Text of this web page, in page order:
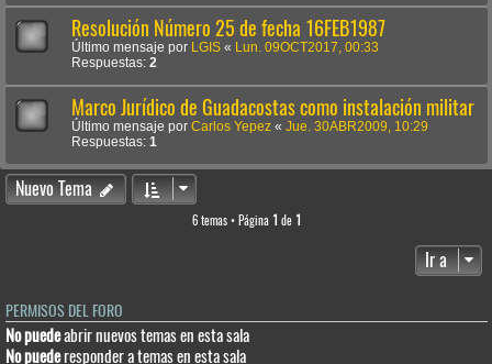
Resolución Número 25 de fecha 16FEB1987
Último mensaje por LGIS «
Lun. 09OCT2017, 00:33
Respuestas: 2
Marco Jurídico de Guadacostas como instalación militar
Último mensaje por Carlos Yepez « Jue. 30ABR2009, 10:29
Respuestas: 1
Nuevo Tema
6 temas • Página 1 de 1
Ir a
PERMISOS DEL FORO
No puedeabrir nuevos temas en esta sala
No puederesponder a temas en esta sala